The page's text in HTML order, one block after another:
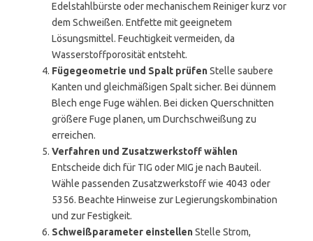
Edelstahlbürste oder mechanischem Reiniger kurz vor
dem Schweißen. Entfette mit geeignetem
Lösungsmittel. Feuchtigkeit vermeiden, da
Wasserstoffporosität entsteht.
Fügegeometrie und Spalt prüfenStelle saubere
Kanten und gleichmäßigen Spalt sicher. Bei dünnem
Blech enge Fuge wählen. Bei dicken Querschnitten
größere Fuge planen, um Durchschweißung zu
erreichen.
Verfahren und Zusatzwerkstoff wählen
Entscheide dich für TIG oder MIG je nach Bauteil.
Wähle passenden Zusatzwerkstoff wie 4043 oder
5356. Beachte Hinweise zur Legierungskombination
und zur Festigkeit.
Schweißparameter einstellenStelle Strom,